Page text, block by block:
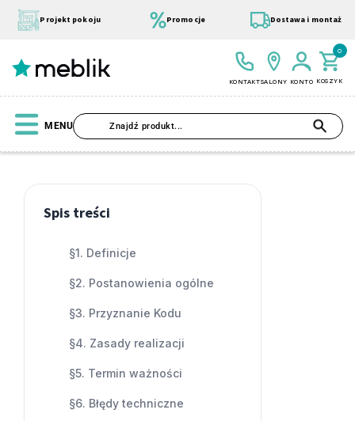
treści
Projekt pokoju Promocje Dostawa i montaż
KONTAKTSALONY KONTO KOSZYK
0
MENU
główna
RegulaminSpis treści
§1. Definicje
§2. Postanowienia ogólne
§3. Przyznanie Kodu
§4. Zasady realizacji
§5. Termin ważności
§6. Błędy techniczne